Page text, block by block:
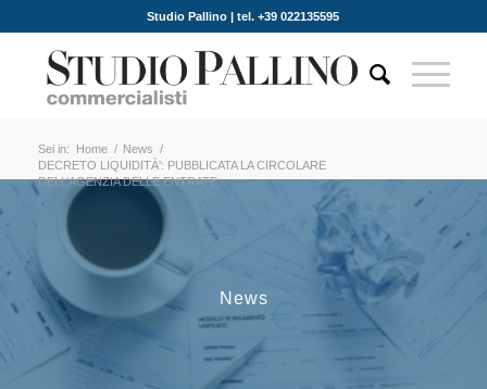
Studio Pallino | tel. +39 022135595
Sei in: Home / News /
DECRETO LIQUIDITÀ’: PUBBLICATA LA CIRCOLARE
DELL’AGENZIA DELLE ENTRATE...
News